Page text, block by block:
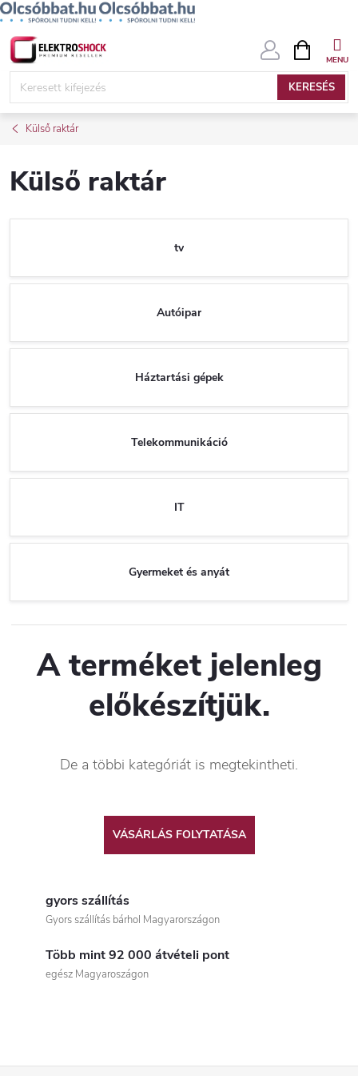
Ugrás
KERESÉS
KOSÁR
Külső raktár
Külső raktár
tv
Autóipar
Háztartási gépek
Telekommunikáció
IT
Gyermeket és anyát
A terméket jelenleg
előkészítjük.
De a többi kategóriát is megtekintheti.
VÁSÁRLÁS FOLYTATÁSA
gyors szállítás
Gyors szállítás bárhol Magyarországon
Több mint 92 000 átvételi pont
egész Magyaroszágon